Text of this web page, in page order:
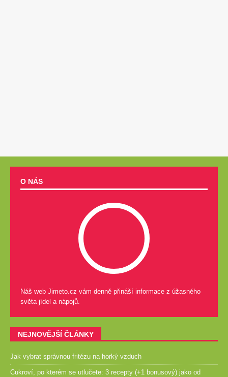
O NÁS
Náš web Jimeto.cz vám denně přináší informace z úžasného
světa jídel a nápojů.
NEJNOVĚJŠÍ ČLÁNKY
Jak vybrat správnou fritézu na horký vzduch
Cukroví, po kterém se utlučete: 3 recepty (+1 bonusový) jako od